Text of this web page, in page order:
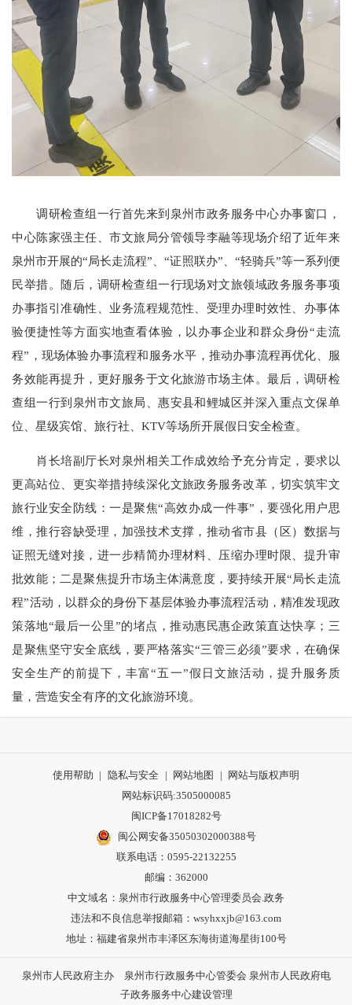
调研检查组一行首先来到泉州市政务服务中心办事窗口，
中心陈家强主任、市文旅局分管领导李融等现场介绍了近年来
泉州市开展的“局长走流程”、“证照联办”、“轻骑兵”等一系列便
民举措。随后，调研检查组一行现场对文旅领域政务服务事项
办事指引准确性、业务流程规范性、受理办理时效性、办事体
验便捷性等方面实地查看体验，以办事企业和群众身份“走流
程”，现场体验办事流程和服务水平，推动办事流程再优化、服
务效能再提升，更好服务于文化旅游市场主体。最后，调研检
查组一行到泉州市文旅局、惠安县和鲤城区并深入重点文保单
位、星级宾馆、旅行社、KTV等场所开展假日安全检查。
肖长培副厅长对泉州相关工作成效给予充分肯定，要求以
更高站位、更实举措持续深化文旅政务服务改革，切实筑牢文
旅行业安全防线：一是聚焦“高效办成一件事”，要强化用户思
维，推行容缺受理，加强技术支撑，推动省市县（区）数据与
证照无缝对接，进一步精简办理材料、压缩办理时限、提升审
批效能；二是聚焦提升市场主体满意度，要持续开展“局长走流
程”活动，以群众的身份下基层体验办事流程活动，精准发现政
策落地“最后一公里”的堵点，推动惠民惠企政策直达快享；三
是聚焦坚守安全底线，要严格落实“三管三必须”要求，在确保
安全生产的前提下，丰富“五一”假日文旅活动，提升服务质
量，营造安全有序的文化旅游环境。
使用帮助 | 隐私与安全 | 网站地图 |
网站与版权声明
网站标识码:3505000085
闽ICP备17018282号
闽公网安备35050302000388号
联系电话：0595-22132255
邮编：362000
中文域名：泉州市行政服务中心管理委员会.政务
违法和不良信息举报邮箱：wsyhxxjb@163.com
地址：福建省泉州市丰泽区东海街道海星街100号
泉州市人民政府主办 泉州市行政服务中心管委会 泉州市人民政府电
子政务服务中心建设管理